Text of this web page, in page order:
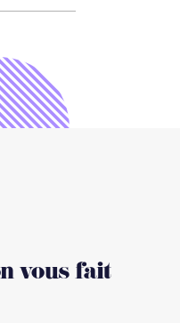
vous fait